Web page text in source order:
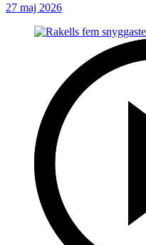
27 maj 2026